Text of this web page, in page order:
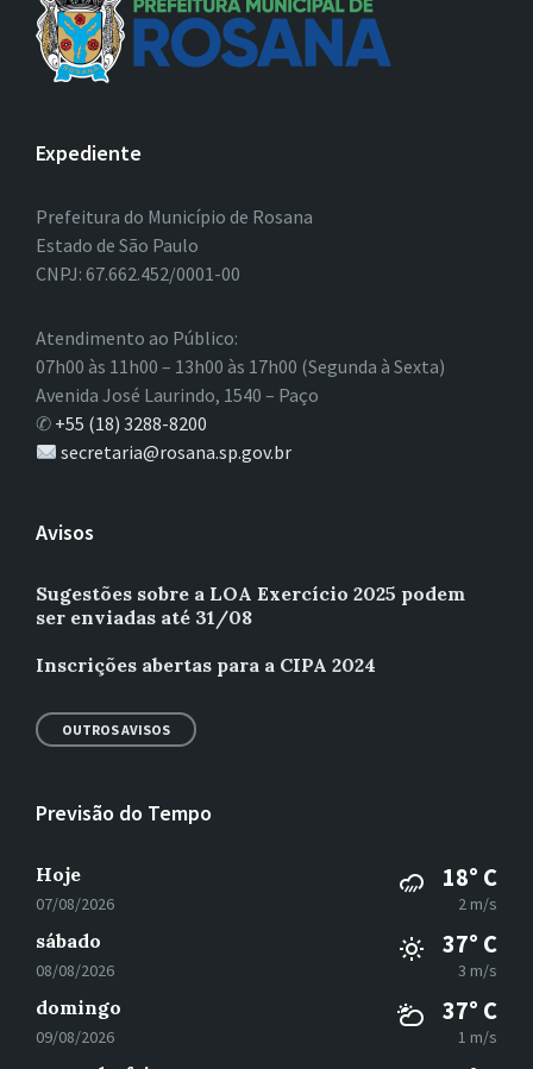
Expediente
Prefeitura do Município de Rosana
Estado de São Paulo
CNPJ: 67.662.452/0001-00
Atendimento ao Público:
07h00 às 11h00 – 13h00 às 17h00 (Segunda à Sexta)
Avenida José Laurindo, 1540 – Paço
✆ +55 (18) 3288-8200
secretaria@rosana.sp.gov.br
Avisos
Sugestões sobre a LOA Exercício 2025 podem
ser enviadas até 31/08
Inscrições abertas para a CIPA 2024
OUTROS AVISOS
Previsão do Tempo
Hoje
07/08/2026
18° C
2 m/s
sábado
08/08/2026
37° C
3 m/s
domingo
09/08/2026
37° C
1 m/s